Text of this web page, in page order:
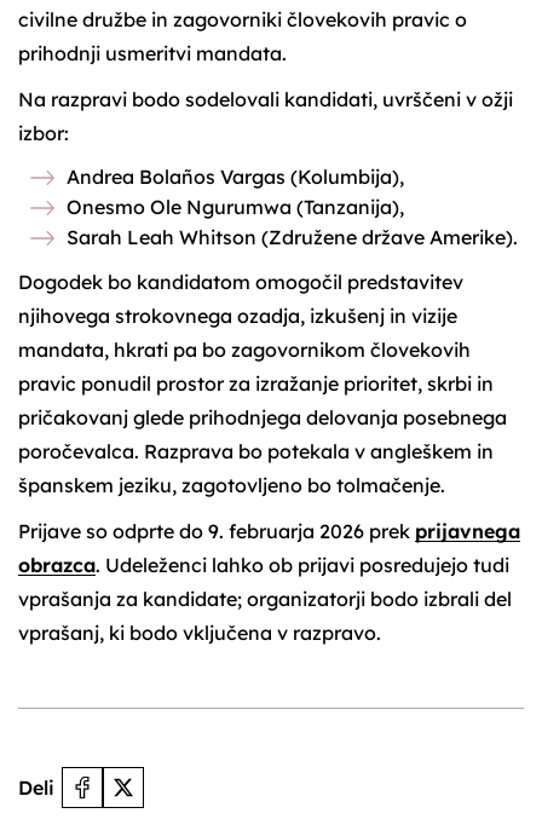
civilne družbe in zagovorniki človekovih pravic o
prihodnji usmeritvi mandata.
Na razpravi bodo sodelovali kandidati, uvrščeni v ožji
izbor:
Andrea Bolaños Vargas (Kolumbija),
Onesmo Ole Ngurumwa (Tanzanija),
Sarah Leah Whitson (Združene države Amerike).
Dogodek bo kandidatom omogočil predstavitev
njihovega strokovnega ozadja, izkušenj in vizije
mandata, hkrati pa bo zagovornikom človekovih
pravic ponudil prostor za izražanje prioritet, skrbi in
pričakovanj glede prihodnjega delovanja posebnega
poročevalca. Razprava bo potekala v angleškem in
španskem jeziku, zagotovljeno bo tolmačenje.
Prijave so odprte do 9. februarja 2026 prek prijavnega
obrazca. Udeleženci lahko ob prijavi posredujejo tudi
vprašanja za kandidate; organizatorji bodo izbrali del
vprašanj, ki bodo vključena v razpravo.
Deli